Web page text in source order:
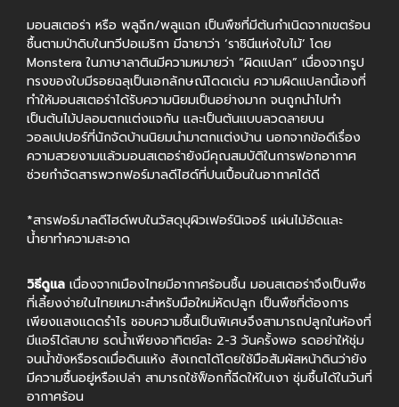
มอนสเตอร่า หรือ พลูฉีก/พลูแฉก เป็นพืชที่มีต้นกำเนิดจากเขตร้อน
ชื้นตามป่าดิบในทวีปอเมริกา มีฉายาว่า ‘ราชินีแห่งใบไม้’ โดย
Monstera ในภาษาลาตินมีความหมายว่า “ผิดแปลก” เนื่องจากรูป
ทรงของใบมีรอยฉลุเป็นเอกลักษณ์โดดเด่น ความผิดแปลกนี้เองที่
ทำให้มอนสเตอร่าได้รับความนิยมเป็นอย่างมาก จนถูกนำไปทำ
เป็นต้นไม้ปลอมตกแต่งแจกัน และเป็นต้นแบบลวดลายบน
วอลเปเปอร์ที่นักจัดบ้านนิยมนำมาตกแต่งบ้าน นอกจากข้อดีเรื่อง
ความสวยงามแล้วมอนสเตอร่ายังมีคุณสมบัติในการฟอกอากาศ
ช่วยกำจัดสารพวกฟอร์มาลดีไฮด์ที่ปนเปื้อนในอากาศได้ดี
*สารฟอร์มาลดีไฮด์พบในวัสดุบุผิวเฟอร์นิเจอร์ แผ่นไม้อัดและ
น้ำยาทำความสะอาด
วิธีดูแล เนื่องจากเมืองไทยมีอากาศร้อนชื้น มอนสเตอร่าจึงเป็นพืช
ที่เลี้ยงง่ายในไทยเหมาะสำหรับมือใหม่หัดปลูก เป็นพืชที่ต้องการ
เพียงแสงแดดรำไร ชอบความชื้นเป็นพิเศษจึงสามารถปลูกในห้องที่
มีแอร์ได้สบาย รดน้ำเพียงอาทิตย์ละ 2-3 วันครั้งพอ รดอย่าให้ชุ่ม
จนน้ำขังหรือรดเมื่อดินแห้ง สังเกตได้โดยใช้มือสัมผัสหน้าดินว่ายัง
มีความชื้นอยู่หรือเปล่า สามารถใช้ฟ็อกกี้ฉีดให้ใบเงา ชุ่มชื้นได้ในวันที่
อากาศร้อน